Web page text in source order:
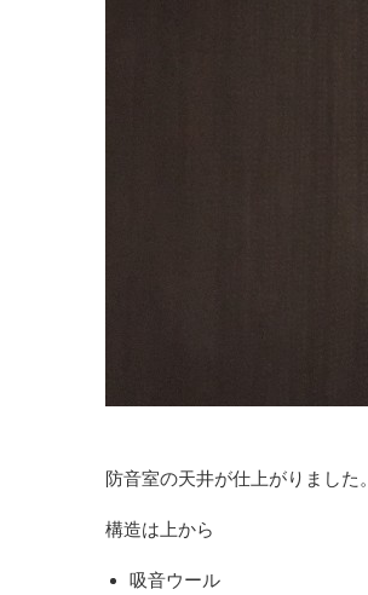
防音室の天井が仕上がりました。
構造は上から
吸音ウール